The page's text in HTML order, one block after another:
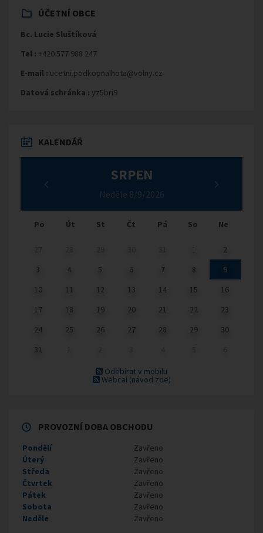
ÚČETNÍ OBCE
Bc. Lucie Sluštíková
Tel : +420 577 988 247
E-mail : ucetni.podkopnalhota@volny.cz
Datová schránka : yz5bri9
KALENDÁŘ
SRPEN
Neděle 8/9/2026
Po Út St Čt Pá So Ne
1
2
3
4 5 6 7 8
9
10
11 12 13 14 15
16
17
18 19 20 21 22
23
24
25 26 27 28 29
30
31
Odebírat v mobilu
Webcal (návod zde)
PROVOZNÍ DOBA OBCHODU
Pondělí
Zavřeno
Úterý
Zavřeno
Středa
Zavřeno
Čtvrtek
Zavřeno
Pátek
Zavřeno
Sobota
Zavřeno
Neděle
Zavřeno